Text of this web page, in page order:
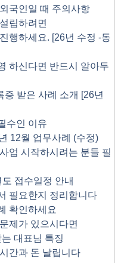
국인일 때 주의사항
립하려면
행하세요. [26년 수정 -동
하신다면 반드시 알아두
받은 사례 소개 [26년
수인 이유
12월 업무사례 (수정)
업 시작하시려는 분들 필
접수일정 안내
필요한지 정리합니다
확인하세요
제가 있으시다면
대표님 특징
간과 돈 날립니다